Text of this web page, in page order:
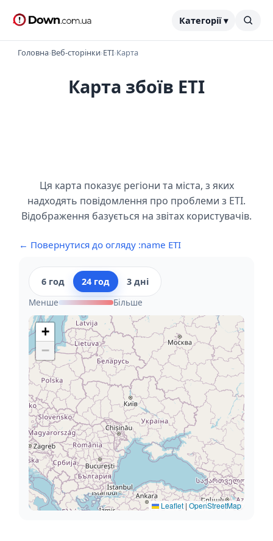
Категорії ▾
Головна›Веб-сторінки›ETI›Карта
Карта збоїв ETI
Ця карта показує регіони та міста, з яких
надходять повідомлення про проблеми з ETI.
Відображення базується на звітах користувачів.
← Повернутися до огляду :name ETI
6 год 24 год
3 дні
Менше
Більше
+
−
Leaflet | OpenStreetMap